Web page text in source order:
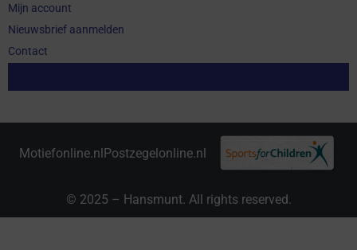
Mijn account
Nieuwsbrief aanmelden
Contact
Motiefonline.nl Postzegelonline.nl
© 2025 – Hansmunt. All rights reserved.